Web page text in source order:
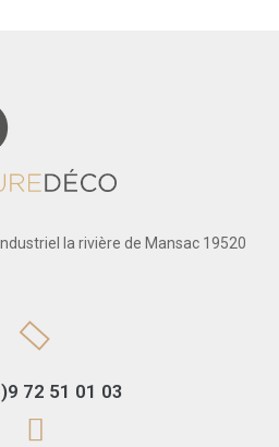
la rivière de Mansac 19520
72 51 01 03